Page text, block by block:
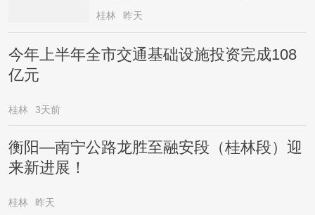
桂林 昨天
今年上半年全市交通基础设施投资完成108
亿元
桂林 3天前
衡阳—南宁公路龙胜至融安段（桂林段）迎
来新进展！
桂林 昨天